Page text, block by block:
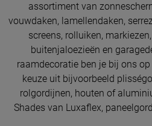
assortiment van
vouwdaken, lamellendaken,
screens, rolluiken,
buitenjaloezieën en
raamdecoratie ben je bij ons
keuze uit bijvoorbeeld
rolgordijnen, houten of
Shades van Luxaflex,